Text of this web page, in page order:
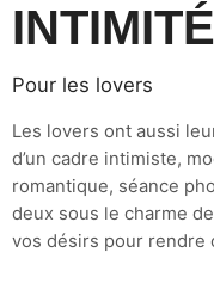
INTIMITÉ
Pour les lovers
Les lovers ont aussi
d’un cadre intimiste,
romantique, séance
deux sous le charme
vos désirs pour rendre